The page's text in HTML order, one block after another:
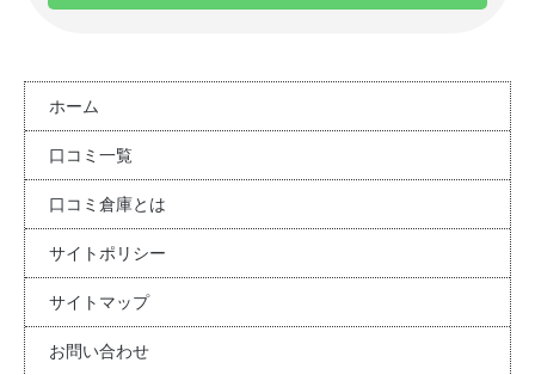
ホーム
口コミ一覧
口コミ倉庫とは
サイトポリシー
サイトマップ
お問い合わせ